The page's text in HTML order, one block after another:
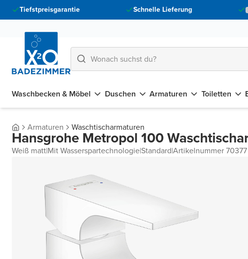
Tiefstpreisgarantie Schnelle Lieferung
Waschbecken & Möbel Duschen Armaturen Toiletten
Armaturen Waschtischarmaturen
Hansgrohe Metropol 100
Weiß matt|Mit Wasserspartechnologie|Standard|Artikelnummer 70377